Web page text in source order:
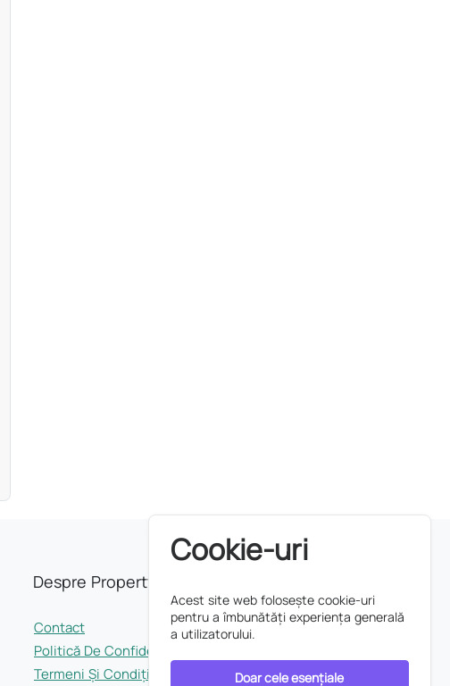
Despre Property INDEX
Contact
Politică De Confidențialitate
Termeni Și Condiții
Cookie-uri
Acest site web folosește cookie-uri
pentru a îmbunătăți experiența generală
a utilizatorului.
Doar cele esențiale